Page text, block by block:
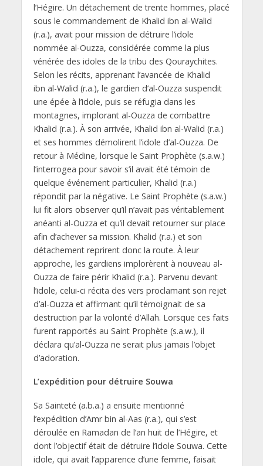
l’Hégire. Un détachement de trente hommes, placé
sous le commandement de Khalid ibn al-Walid
(r.a.), avait pour mission de détruire l’idole
nommée al-Ouzza, considérée comme la plus
vénérée des idoles de la tribu des Qouraychites.
Selon les récits, apprenant l’avancée de Khalid
ibn al-Walid (r.a.), le gardien d’al-Ouzza suspendit
une épée à l’idole, puis se réfugia dans les
montagnes, implorant al-Ouzza de combattre
Khalid (r.a.). À son arrivée, Khalid ibn al-Walid (r.a.)
et ses hommes démolirent l’idole d’al-Ouzza. De
retour à Médine, lorsque le Saint Prophète (s.a.w.)
l’interrogea pour savoir s’il avait été témoin de
quelque événement particulier, Khalid (r.a.)
répondit par la négative. Le Saint Prophète (s.a.w.)
lui fit alors observer qu’il n’avait pas véritablement
anéanti al-Ouzza et qu’il devait retourner sur place
afin d’achever sa mission. Khalid (r.a.) et son
détachement reprirent donc la route. À leur
approche, les gardiens implorèrent à nouveau al-
Ouzza de faire périr Khalid (r.a.). Parvenu devant
l’idole, celui-ci récita des vers proclamant son rejet
d’al-Ouzza et affirmant qu’il témoignait de sa
destruction par la volonté d’Allah. Lorsque ces faits
furent rapportés au Saint Prophète (s.a.w.), il
déclara qu’al-Ouzza ne serait plus jamais l’objet
d’adoration.
L’expédition pour détruire Souwa
Sa Sainteté (a.b.a.) a ensuite mentionné
l’expédition d’Amr bin al-Aas (r.a.), qui s’est
déroulée en Ramadan de l’an huit de l’Hégire, et
dont l’objectif était de détruire l’idole Souwa. Cette
idole, qui avait l’apparence d’une femme, faisait